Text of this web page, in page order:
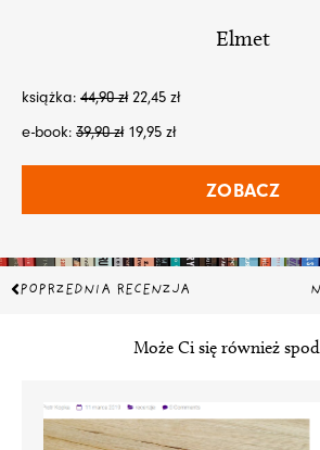
Elmet
książka: 44,90zł 22,45 zł
e-book: 39,90zł 19,95 zł
ZOBACZ
Prev
POPRZEDNIA RECENZJA
Może Ci się również